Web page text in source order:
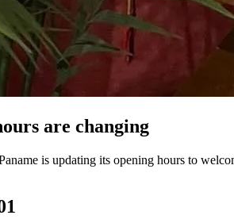
are changing
is updating its opening hours to